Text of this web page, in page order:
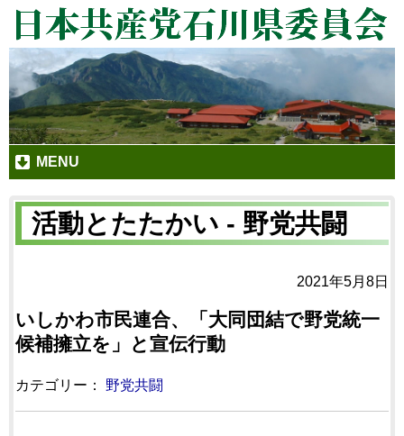
MENU
活動とたたかい - 野党共闘
2021年5月8日
いしかわ市民連合、「大同団結で野党統一
候補擁立を」と宣伝行動
カテゴリー： 野党共闘